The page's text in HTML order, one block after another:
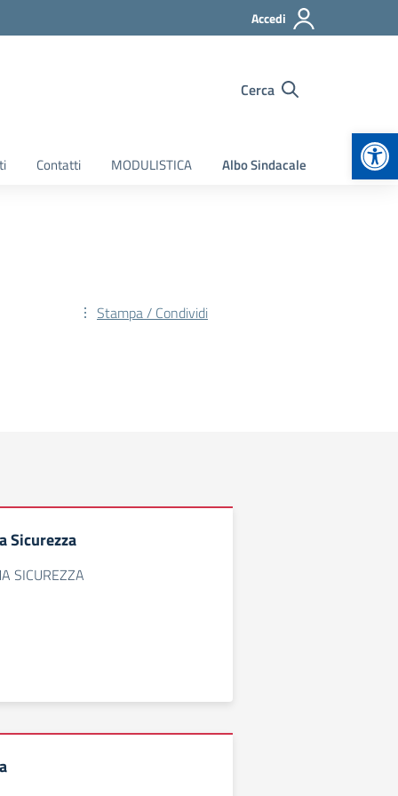
Accedi
Cerca
Contatti MODULISTICA Albo Sindacale
Stampa / Condividi
Sicurezza
SICUREZZA